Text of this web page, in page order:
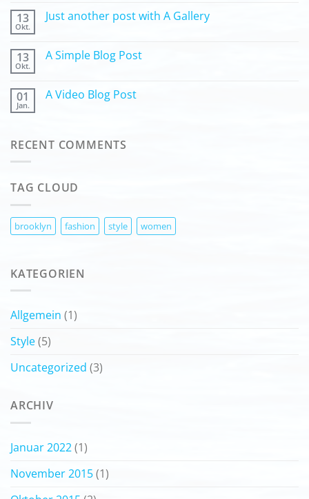
13
Okt.
Just another post with A Gallery
13
Okt.
A Simple Blog Post
01
Jan.
A Video Blog Post
RECENT COMMENTS
TAG CLOUD
brooklyn fashion style women
KATEGORIEN
Allgemein (1)
Style(5)
Uncategorized (3)
ARCHIV
Januar 2022(1)
November 2015(1)